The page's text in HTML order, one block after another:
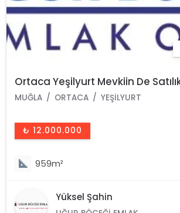
Ortaca Yeşilyurt Mevkiin De
MUĞLA ORTACA YEŞILYURT
₺ 12.000.000
959m²
Yüksel Şahin